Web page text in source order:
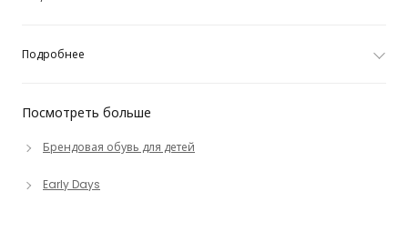
Посмотреть больше
Брендовая обувь для детей
Early Days
Подробнее